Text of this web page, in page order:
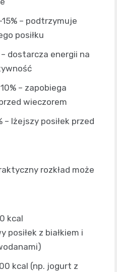
– podtrzymuje
posiłku
dostarcza energii na
– zapobiega
wieczorem
– lżejszy posiłek przed
rozkład może
kcal
posiłek z białkiem i
kcal (np. jogurt z